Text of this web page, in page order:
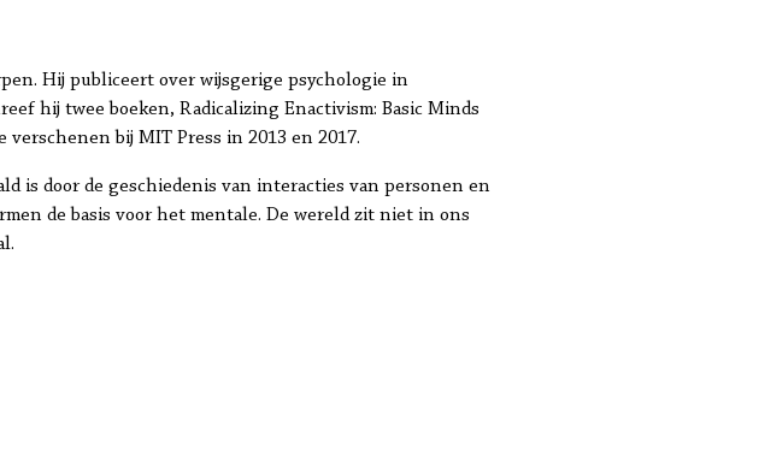
Hij publiceert over wijsgerige psychologie in
hij twee boeken, Radicalizing Enactivism: Basic Minds
bij MIT Press in 2013 en 2017.
is door de geschiedenis van interacties van personen en
de basis voor het mentale. De wereld zit niet in ons